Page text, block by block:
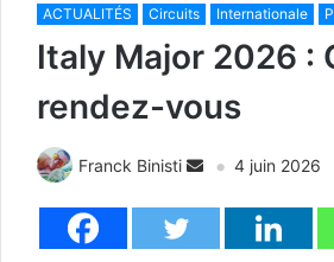
ACTUALITÉS Circuits Internationale
Italy Major 2026 :
rendez-vous
Franck Binisti 4 juin 2026